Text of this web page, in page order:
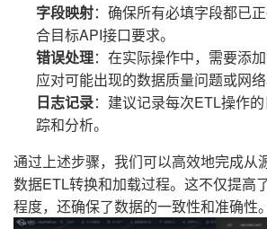
字段映射：确保所有必填字段都已
合目标API接口要求。
错误处理：在实际操作中，需要添
应对可能出现的数据质量问题或网络
日志记录：建议记录每次ETL操作
踪和分析。
通过上述步骤，我们可以高效地完成从
数据ETL转换和加载过程。这不仅提高
程度，还确保了数据的一致性和准确性。